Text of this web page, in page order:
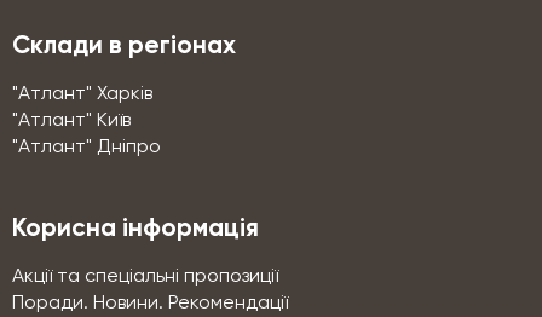
Склади в регіонах
"Атлант" Харків
"Атлант" Київ
"Атлант" Дніпро
Корисна інформація
Акції та спеціальні пропозиції
Поради. Новини. Рекомендації